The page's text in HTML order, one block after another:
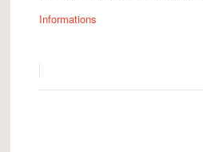
Informations